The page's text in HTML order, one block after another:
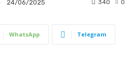
24/06/2025 0
340
WhatsApp Telegram